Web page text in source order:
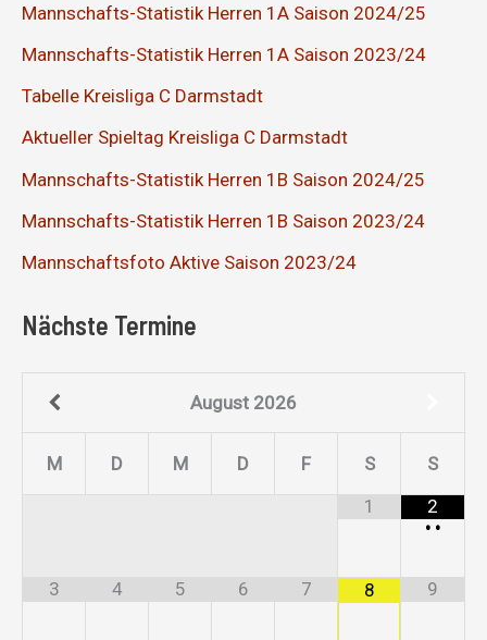
Mannschafts-Statistik Herren 1A Saison 2024/25
Mannschafts-Statistik Herren 1A Saison 2023/24
Tabelle Kreisliga C Darmstadt
Aktueller Spieltag Kreisliga C Darmstadt
Mannschafts-Statistik Herren 1B Saison 2024/25
Mannschafts-Statistik Herren 1B Saison 2023/24
Mannschaftsfoto Aktive Saison 2023/24
Nächste Termine
August 2026
M D M D F S
S
1
2
• •
3 4 5 6 7 8 9